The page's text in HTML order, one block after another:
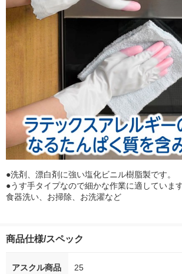
●洗剤、漂白剤に強い塩化ビニル樹脂製です。
●うす手タイプなので細かな作業に適しています
食器洗い、お掃除、お洗濯など
商品仕様/スペック
アスクル商品
25